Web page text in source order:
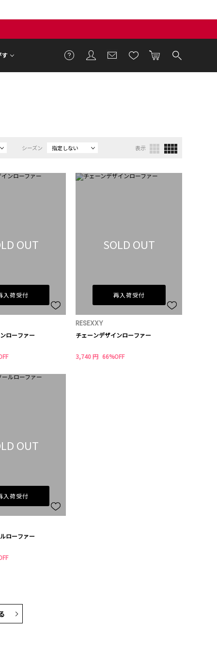
す
シーズン 指定しない 表示
OUT
入荷受付
ローファー
SOLD OUT
再入荷受付
RESEXXY
チェーンデザインローファー
3,740 円 66%OFF
OUT
入荷受付
ローファー